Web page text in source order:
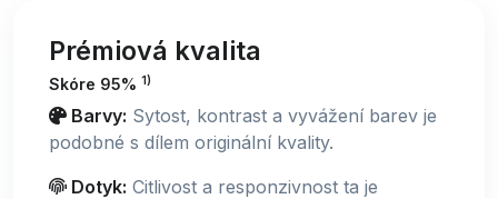
Prémiová kvalita
Skóre 95% 1)
Barvy: Sytost, kontrast a vyvážení barev je
podobné s dílem originální kvality.
Dotyk: Citlivost a responzivnost ta je